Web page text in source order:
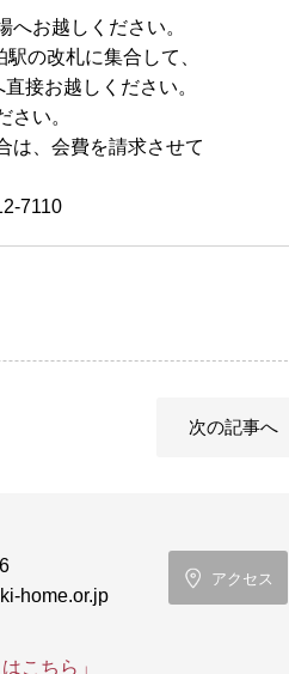
お越しください。
の改札に集合して、
接お越しください。
い。
は、会費を請求させて
7110
次の記事へ
home.or.jp
こちら」
アクセス